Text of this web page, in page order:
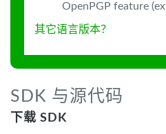
OpenPGP feature
其它语言版本？
SDK 与源代码
下载 SDK